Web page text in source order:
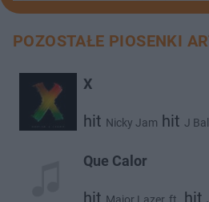
POZOSTAŁE PIOSENKI
X
hit Nicky Jam hit J
Que Calor
hit hit